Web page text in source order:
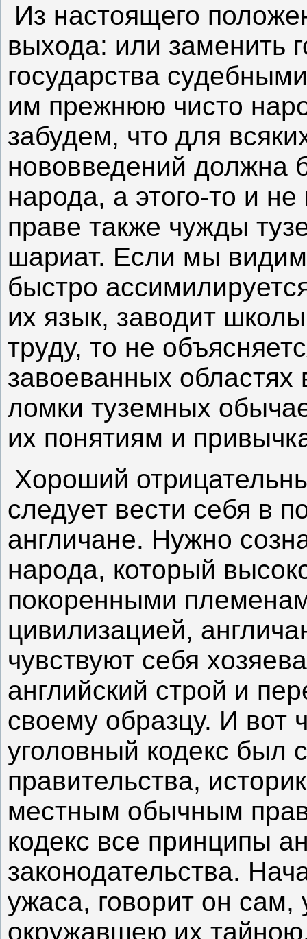
Из настоящего
выхода: или заменить
государства
им прежнюю чисто
забудем, что для
нововведений должна
народа, а этого-то и
праве также чужды
шариат. Если мы
быстро
их язык, заводит
труду, то не
завоеванных областях
ломки туземных
их понятиям и
Хороший
следует вести себя в
англичане. Нужно
народа, который
покоренными
цивилизацией,
чувствуют себя
английский строй и
своему образцу. И
уголовный кодекс был
правительства,
местным обычным
кодекс все принципы
законодательства.
ужаса, говорит он сам,
окружавшею их